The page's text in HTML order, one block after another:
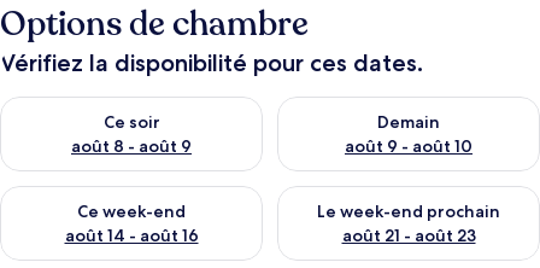
Options de chambre
Vérifiez la disponibilité pour ces dates.
Ce soir
août 8 - août 9
Vérifier la disponibilité pour ce soir août 8 - août 9
Demain
août 9 - août 10
Vérifier la disponibilité pour
Ce week-end
août 14 - août 16
Vérifier la disponibilité pour ce week-end août 14 - août 16
Le week-end prochain
août 21 - août 23
Vérifier la disponibilité pour